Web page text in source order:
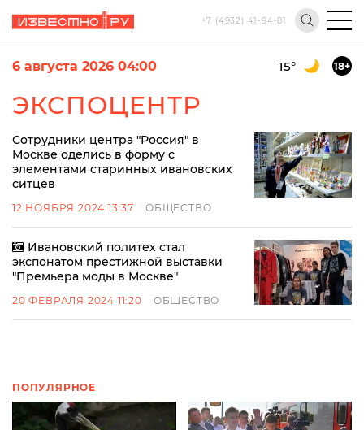
+7 (4932) 41-94-81
6 августа 2026 04:00 15° 18+
ЭКСПОЦЕНТР
Сотрудники центра "Россия" в
Москве оделись в форму с
элементами старинных ивановских
ситцев
12 НОЯБРЯ 2024 13:37 ОБЩЕСТВО
Ивановский политех стал
экспонатом престижной выставки
"Премьера моды в Москве"
20 ФЕВРАЛЯ 2024 11:20 ОБЩЕСТВО
ПОПУЛЯРНОЕ